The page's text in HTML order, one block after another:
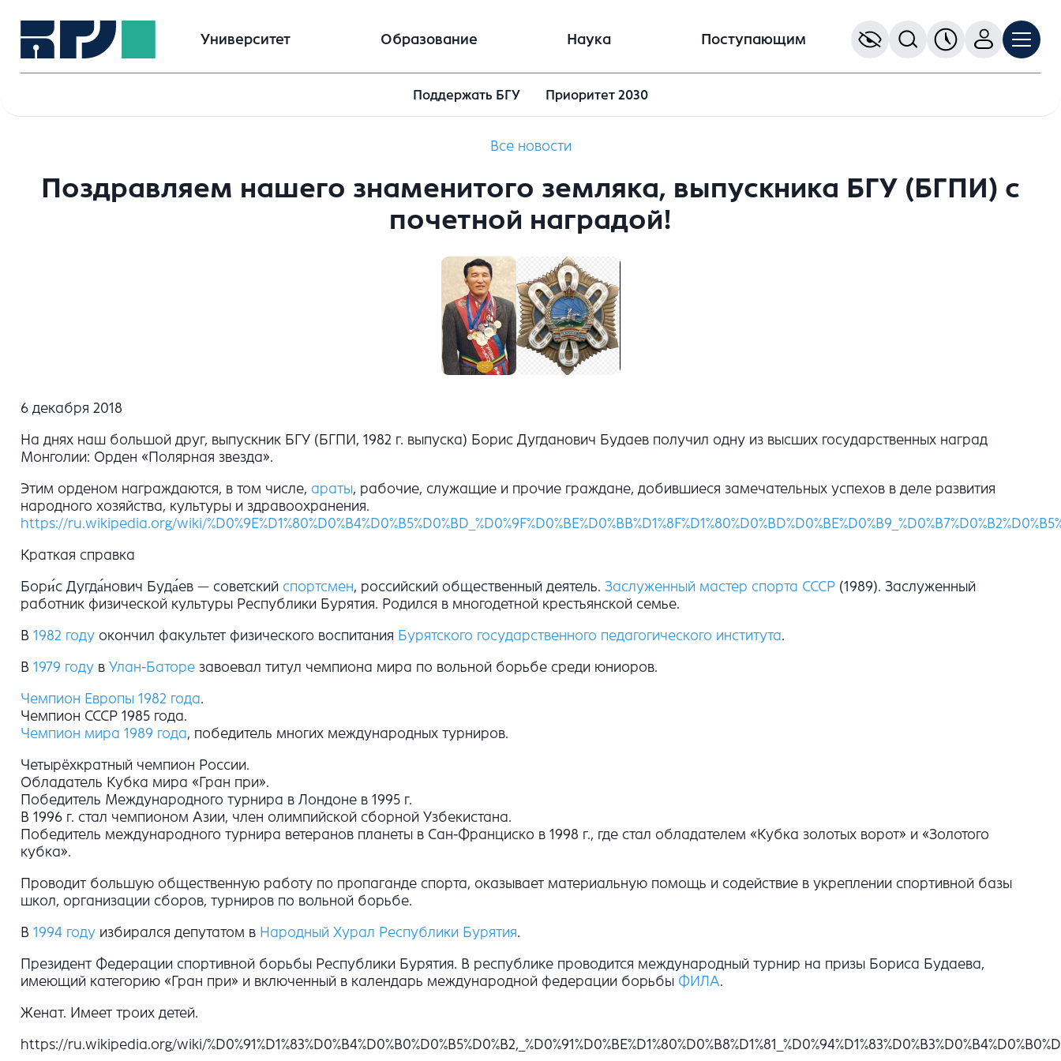
Университет Образование Наука Поступающим
Поддержать БГУ Приоритет 2030
Все новости
Поздравляем нашего знаменитого земляка, выпускника БГУ (БГПИ) с
почетной наградой!
6 декабря 2018
На днях наш большой друг, выпускник БГУ (БГПИ, 1982 г. выпуска) Борис Дугданович Будаев получил одну из высших государственных наград
Монголии: Орден «Полярная звезда».
Этим орденом награждаются, в том числе, араты, рабочие, служащие и прочие граждане, добившиеся замечательных успехов в деле развития
народного хозяйства, культуры и здравоохранения.
https://ru.wikipedia.org/wiki/
Краткая справка
Бори́с Дугда́нович Буда́ев — советский спортсмен, российский общественный деятель. Заслуженный мастер спорта СССР (1989). Заслуженный
работник физической культуры Республики Бурятия. Родился в многодетной крестьянской семье.
В 1982 году окончил факультет физического воспитания Бурятского государственного педагогического института.
В 1979 году в Улан-Баторе завоевал титул чемпиона мира по вольной борьбе среди юниоров.
Чемпион Европы 1982 года.
Чемпион СССР 1985 года.
Чемпион мира 1989 года, победитель многих международных турниров.
Четырёхкратный чемпион России.
Обладатель Кубка мира «Гран при».
Победитель Международного турнира в Лондоне в 1995 г.
В 1996 г. стал чемпионом Азии, член олимпийской сборной Узбекистана.
Победитель международного турнира ветеранов планеты в Сан-Франциско в 1998 г., где стал обладателем «Кубка золотых ворот» и «Золотого
кубка».
Проводит большую общественную работу по пропаганде спорта, оказывает материальную помощь и содействие в укреплении спортивной базы
школ, организации сборов, турниров по вольной борьбе.
В 1994 году избирался депутатом в Народный Хурал Республики Бурятия.
Президент Федерации спортивной борьбы Республики Бурятия. В республике проводится международный турнир на призы Бориса Будаева,
имеющий категорию «Гран при» и включенный в календарь международной федерации борьбы ФИЛА.
Женат. Имеет троих детей.
https://ru.wikipedia.org/wiki/